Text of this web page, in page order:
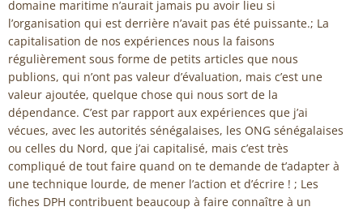
domaine maritime n’aurait jamais pu avoir lieu si
l’organisation qui est derrière n’avait pas été puissante.; La
capitalisation de nos expériences nous la faisons
régulièrement sous forme de petits articles que nous
publions, qui n’ont pas valeur d’évaluation, mais c’est une
valeur ajoutée, quelque chose qui nous sort de la
dépendance. C’est par rapport aux expériences que j’ai
vécues, avec les autorités sénégalaises, les ONG sénégalaises
ou celles du Nord, que j’ai capitalisé, mais c’est très
compliqué de tout faire quand on te demande de t’adapter à
une technique lourde, de mener l’action et d’écrire ! ; Les
fiches DPH contribuent beaucoup à faire connaître à un